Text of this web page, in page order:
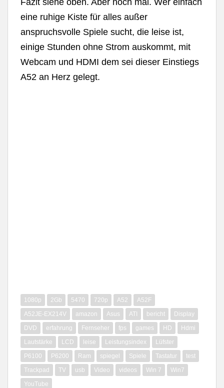
Fazit siehe oben. Aber noch mal. Wer einfach
eine ruhige Kiste für alles außer
anspruchsvolle Spiele sucht, die leise ist,
einige Stunden ohne Strom auskommt, mit
Webcam und HDMI dem sei dieser Einstiegs
A52 an Herz gelegt.
1080p 2Gb 5470 720p A52
A52F
A52JE-EX214V
amazon Asus ATI bericht
Display
DVD
erfahrung Fernseher fps games HD
Hdmi
Lautstärke
LCD leise Leistungsindex
Lüfster
P6100
P6200 Ram spiegel Spiele Tastatur
test
Trackpad
TV usb Video videos Win 7
Win7
YouTube